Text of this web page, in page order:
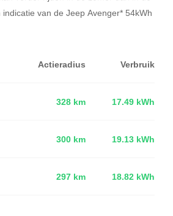
van de Jeep Avenger* 54kWh
Actieradius Verbruik
328 km 17.49 kWh
300 km 19.13 kWh
297 km 18.82 kWh